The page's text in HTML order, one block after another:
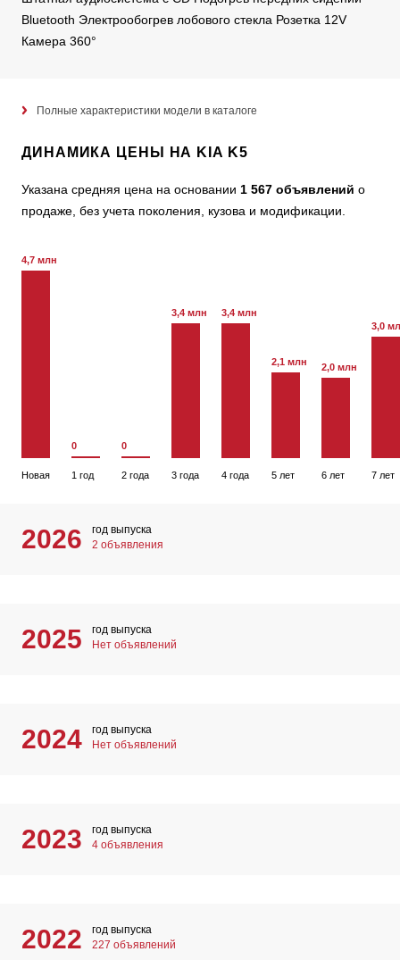
Bluetooth Электрообогрев лобового стекла Розетка 12V
Камера 360°
Полные характеристики модели в каталоге
ДИНАМИКА ЦЕНЫ НА KIA K5
Указана средняя цена на основании 1 567 объявлений о
продаже, без учета поколения, кузова и модификации.
4,7 млн
Новая
0
1 год
0
2 года
3,4 млн
3 года
3,4 млн
4 года
2,1 млн
5 лет
2,0 млн
6 лет
3,0
7 лет
2026
год выпуска
2 объявления
2025
год выпуска
Нет объявлений
2024
год выпуска
Нет объявлений
2023
год выпуска
4 объявления
2022
год выпуска
227 объявлений